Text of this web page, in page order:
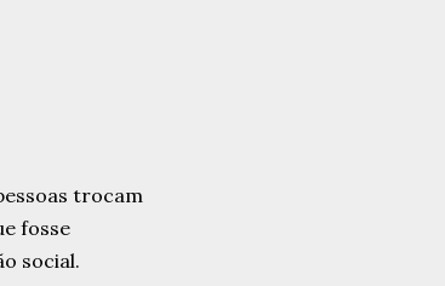
trocam
fosse
social.